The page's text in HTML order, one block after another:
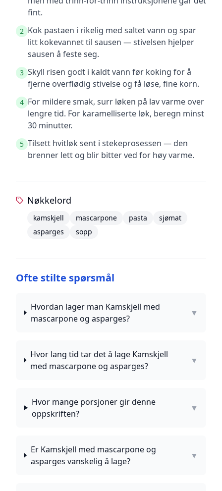
fint.
2 Kok pastaen i rikelig med saltet vann og spar
litt kokevannet til sausen — stivelsen hjelper
sausen å feste seg.
3 Skyll risen godt i kaldt vann før koking for å
fjerne overflødig stivelse og få løse, fine korn.
4 For mildere smak, surr løken på lav varme over
lengre tid. For karamelliserte løk, beregn minst
30 minutter.
5 Tilsett hvitløk sent i stekeprosessen — den
brenner lett og blir bitter ved for høy varme.
Nøkkelord
kamskjell mascarpone pasta
sjømat
asparges
sopp
Ofte stilte spørsmål
Hvordan lager man Kamskjell med
mascarpone og asparges?
▼
Hvor lang tid tar det å lage Kamskjell
med mascarpone og asparges?
▼
Hvor mange porsjoner gir denne
oppskriften?
▼
Er Kamskjell med mascarpone og
asparges vanskelig å lage?
▼